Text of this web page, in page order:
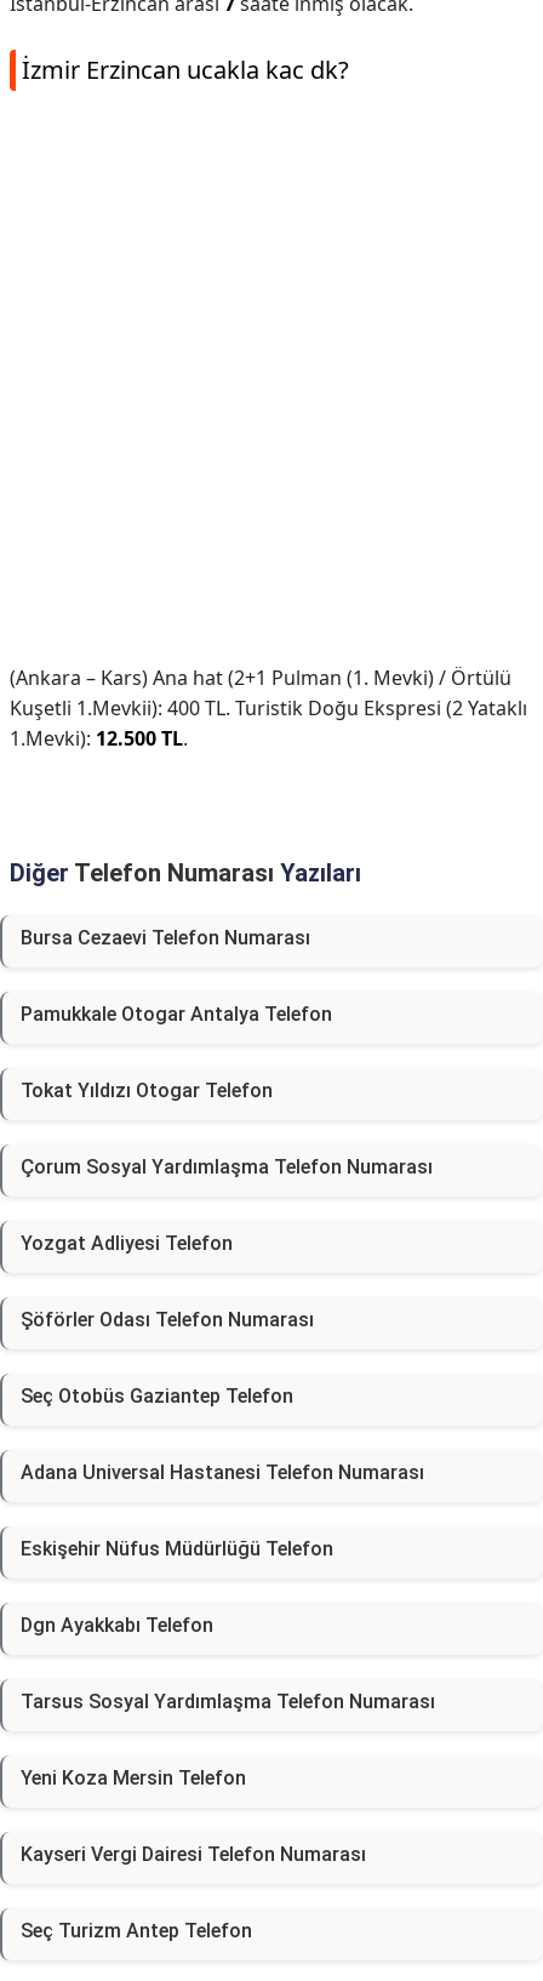
İzmir Erzincan ucakla kac dk?
(Ankara – Kars) Ana hat (2+1 Pulman (1. Mevki) / Örtülü
Kuşetli 1.Mevkii): 400 TL. Turistik Doğu Ekspresi (2 Yataklı
1.Mevki): 12.500 TL.
Diğer Telefon Numarası Yazıları
Bursa Cezaevi Telefon Numarası
Pamukkale Otogar Antalya Telefon
Tokat Yıldızı Otogar Telefon
Çorum Sosyal Yardımlaşma Telefon Numarası
Yozgat Adliyesi Telefon
Şöförler Odası Telefon Numarası
Seç Otobüs Gaziantep Telefon
Adana Universal Hastanesi Telefon Numarası
Eskişehir Nüfus Müdürlüğü Telefon
Dgn Ayakkabı Telefon
Tarsus Sosyal Yardımlaşma Telefon Numarası
Yeni Koza Mersin Telefon
Kayseri Vergi Dairesi Telefon Numarası
Seç Turizm Antep Telefon